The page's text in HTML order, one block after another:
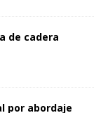
de cadera
por abordaje